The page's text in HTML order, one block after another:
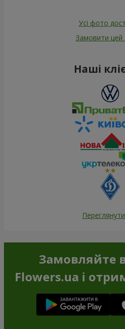
Усі фото
Замовити цей
Наші
Замовляйте
Flowers.ua і